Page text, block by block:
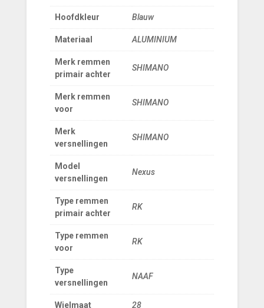
Hoofdkleur Blauw
Materiaal ALUMINIUM
Merk remmen
primair achter
SHIMANO
Merk remmen
voor
SHIMANO
Merk
versnellingen
SHIMANO
Model
versnellingen
Nexus
Type remmen
primair achter
RK
Type remmen
voor
RK
Type
versnellingen
NAAF
Wielmaat 28